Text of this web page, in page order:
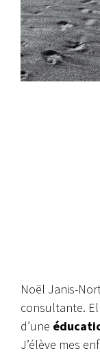
Noël Janis-
consultante.
d’une
J’élève mes